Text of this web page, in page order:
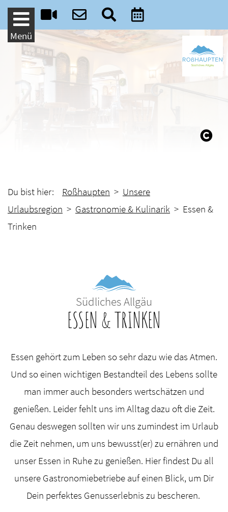
Weiter zum Inhalt
Menü
Du bist hier: Roßhaupten > Unsere
Urlaubsregion > Gastronomie & Kulinarik > Essen &
Trinken
Südliches Allgäu
ESSEN & TRINKEN
Essen gehört zum Leben so sehr dazu wie das Atmen.
Und so einen wichtigen Bestandteil des Lebens sollte
man immer auch besonders wertschätzen und
genießen. Leider fehlt uns im Alltag dazu oft die Zeit.
Genau deswegen sollten wir uns zumindest im Urlaub
die Zeit nehmen, um uns bewusst(er) zu ernähren und
unser Essen in Ruhe zu genießen. Hier findest Du all
unsere Gastronomiebetriebe auf einen Blick, um Dir
Dein perfektes Genusserlebnis zu bescheren.